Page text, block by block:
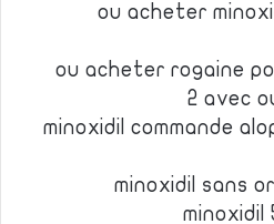
ou acheter
ou acheter rogaine
2 avec
minoxidil commande
minoxidil sans
minoxidil